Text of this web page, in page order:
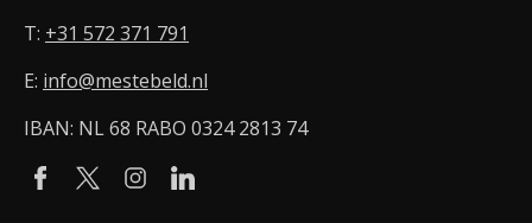
T: +31 572 371 791
E: info@mestebeld.nl
IBAN: NL 68 RABO 0324 2813 74